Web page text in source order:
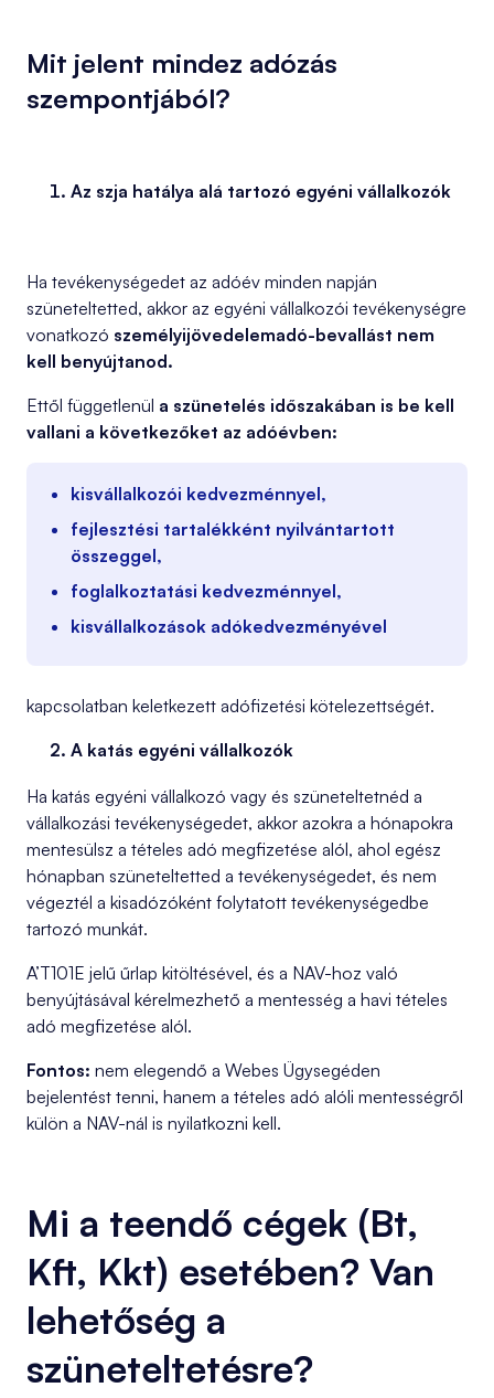
Mit jelent mindez adózás
szempontjából?
Az szja hatálya alá tartozó egyéni vállalkozók
Ha tevékenységedet az adóév minden napján
szüneteltetted, akkor az egyéni vállalkozói tevékenységre
vonatkozó személyijövedelemadó-bevallást nem
kell benyújtanod.
Ettől függetlenül a szünetelés időszakában is be kell
vallani a következőket az adóévben:
kisvállalkozói kedvezménnyel,
fejlesztési tartalékként nyilvántartott
összeggel,
foglalkoztatási kedvezménnyel,
kisvállalkozások adókedvezményével
kapcsolatban keletkezett adófizetési kötelezettségét.
A katás egyéni vállalkozók
Ha katás egyéni vállalkozó vagy és szüneteltetnéd a
vállalkozási tevékenységedet, akkor azokra a hónapokra
mentesülsz a tételes adó megfizetése alól, ahol egész
hónapban szüneteltetted a tevékenységedet, és nem
végeztél a kisadózóként folytatott tevékenységedbe
tartozó munkát.
A’T101E jelű űrlap kitöltésével, és a NAV-hoz való
benyújtásával kérelmezhető a mentesség a havi tételes
adó megfizetése alól.
Fontos: nem elegendő a Webes Ügysegéden
bejelentést tenni, hanem a tételes adó alóli mentességről
külön a NAV-nál is nyilatkozni kell.
Mi a teendő cégek (Bt,
Kft, Kkt) esetében? Van
lehetőség a
szüneteltetésre?